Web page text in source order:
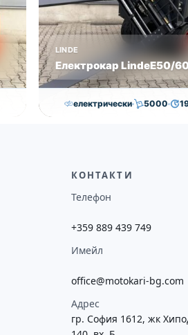
LINDE
Електрокар LindeE50/
електрически 5000
2020
КОНТАКТИ
Телефон
+359 889 439 749
Имейл
office@motokari-bg.com
Адрес
гр. София 1612, жк